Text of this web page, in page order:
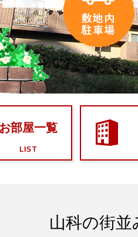
お部屋一覧
LIST
山科の街